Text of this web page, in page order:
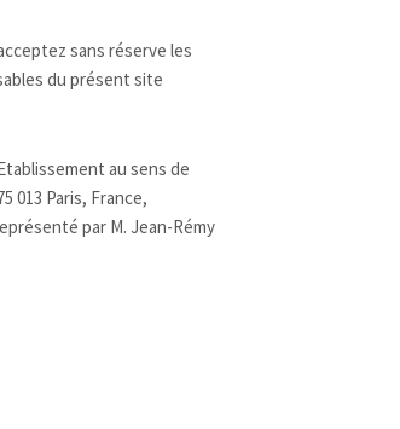
sans réserve les
du présent site
au sens de
013 Paris, France,
par M. Jean-Rémy